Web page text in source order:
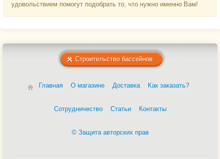
удовольствием помогут подобрать то, что нужно именно Вам!
Строительство бассейнов
Главная О магазине Доставка Как заказать?
Сотрудничество Статьи Контакты
© Защита авторских прав